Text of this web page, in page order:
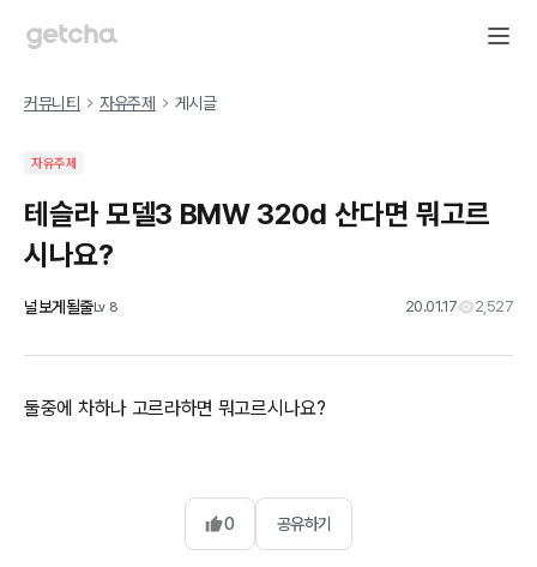
커뮤니티 자유주제 게시글
자유주제
테슬라 모델3 BMW 320d 산다면 뭐고르
시나요?
널보게될줄Lv 8 20.01.17 2,527
둘중에 차하나 고르라하면 뭐고르시나요?
0 공유하기